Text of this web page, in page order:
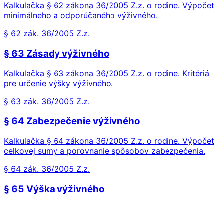
Kalkulačka § 62 zákona 36/2005 Z.z. o rodine. Výpočet
minimálneho a odporúčaného výživného.
§ 62 zák. 36/2005 Z.z.
§ 63 Zásady výživného
Kalkulačka § 63 zákona 36/2005 Z.z. o rodine. Kritériá
pre určenie výšky výživného.
§ 63 zák. 36/2005 Z.z.
§ 64 Zabezpečenie výživného
Kalkulačka § 64 zákona 36/2005 Z.z. o rodine. Výpočet
celkovej sumy a porovnanie spôsobov zabezpečenia.
§ 64 zák. 36/2005 Z.z.
§ 65 Výška výživného